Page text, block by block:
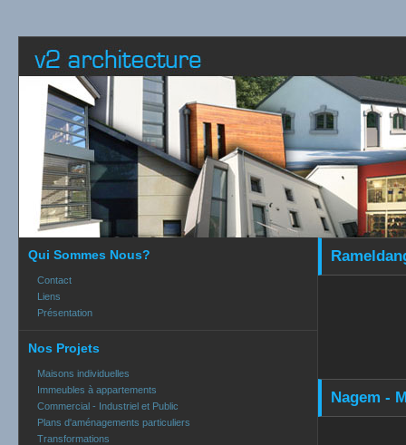
Qui Sommes Nous?
Contact
Liens
Présentation
Nos Projets
Maisons individuelles
Immeubles à appartements
Commercial - Industriel et Public
Plans d'aménagements particuliers
Transformations
Nagem -